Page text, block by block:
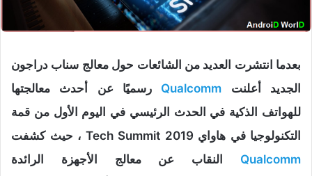
بعدما انتشرت العديد من الشائعات حول معالج سناب دراجون
الجديد أعلنت Qualcomm رسميًا عن أحدث معالجتها
للهواتف الذكية في الحدث الرئيسي في اليوم الأول من قمة
التكنولوجيا في هاواي Tech Summit 2019 ، حيث كشفت
Qualcomm النقاب عن معالج الأجهزة الرائدة